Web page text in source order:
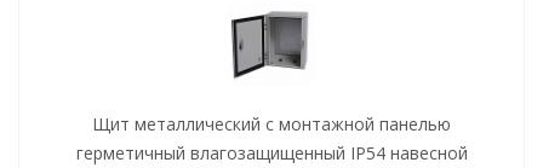
Щит металлический с монтажной панелью
герметичный влагозащищенный IP54 навесной